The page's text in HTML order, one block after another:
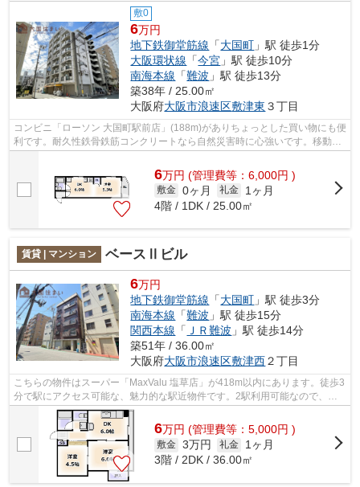
敷0
6万円
地下鉄御堂筋線 「大国町 」駅 徒歩1分
大阪環状線 「今宮 」駅 徒歩10分
南海本線 「難波 」駅 徒歩13分
築38年 / 25.00㎡
大阪府大阪市浪速区敷津東 ３丁目
コンビニ「ローソン 大国町駅前店」(188m)がありちょっとした買い物にも便
利です。耐久性鉄骨鉄筋コンクリートなら自然災害時に心強いです。移動が
6万円 (管理費等：6,000円 )
敷金 0ヶ月 礼金
1ヶ月
4階 / 1DK / 25.00㎡
賃貸 | マンション ベースⅡビル
6万円
地下鉄御堂筋線 「大国町 」駅 徒歩3分
南海本線 「難波 」駅 徒歩15分
関西本線 「 ＪＲ難波 」駅 徒歩14分
築51年 / 36.00㎡
大阪府大阪市浪速区敷津西２丁目
こちらの物件はスーパー「MaxValu 塩草店」が418m以内にあります。徒歩3
分で駅にアクセス可能な、魅力的な駅近物件です。2駅利用可能なので、用
途や行き先に応じて経路を選択できます...
6万円 (管理費等：5,000円 )
敷金 3万円 礼金
1ヶ月
3階 / 2DK / 36.00㎡